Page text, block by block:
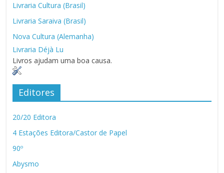
Livraria Cultura (Brasil)
Livraria Saraiva (Brasil)
Nova Cultura (Alemanha)
Livraria Déjà Lu
Livros ajudam uma boa causa.
Editores
20/20 Editora
4 Estações Editora/Castor de Papel
90º
Abysmo